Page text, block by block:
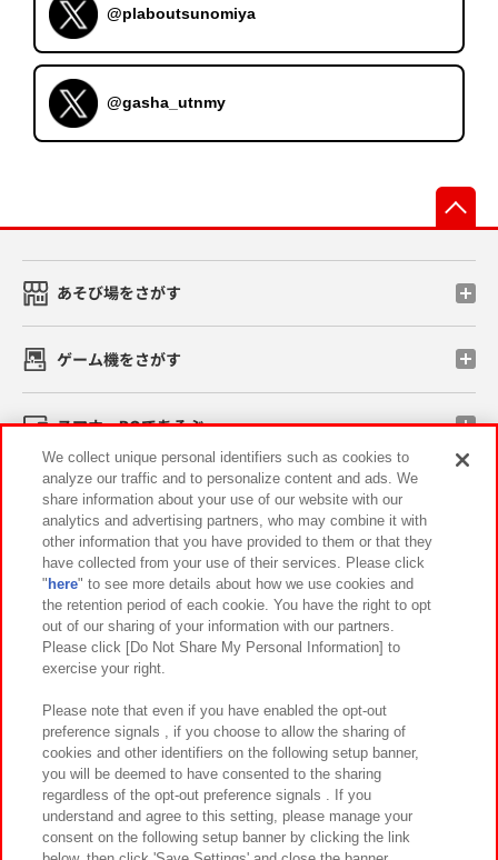
@plaboutsunomiya
@gasha_utnmy
あそび場をさがす
ゲーム機をさがす
スマホ・PCであそぶ
イベント・キャンペーン
関連会社 サステナビリティ サイトポリシー
プライバシーポリシー ウェブアクセシビリティ方針と検証結果
お取引先さまとともに
カスタマーハラスメント対応方針 よくあるご質問・お問い合わせ
We collect unique personal identifiers such as cookies to
analyze our traffic and to personalize content and ads. We
share information about your use of our website with our
analytics and advertising partners, who may combine it with
other information that you have provided to them or that they
have collected from your use of their services. Please click
" here" to see more details about how we use cookies and
the retention period of each cookie. You have the right to opt
out of our sharing of your information with our partners.
Please click [Do Not Share My Personal Information] to
exercise your right.
Please note that even if you have enabled the opt-out
preference signals , if you choose to allow the sharing of
cookies and other identifiers on the following setup banner,
you will be deemed to have consented to the sharing
regardless of the opt-out preference signals . If you
understand and agree to this setting, please manage your
consent on the following setup banner by clicking the link